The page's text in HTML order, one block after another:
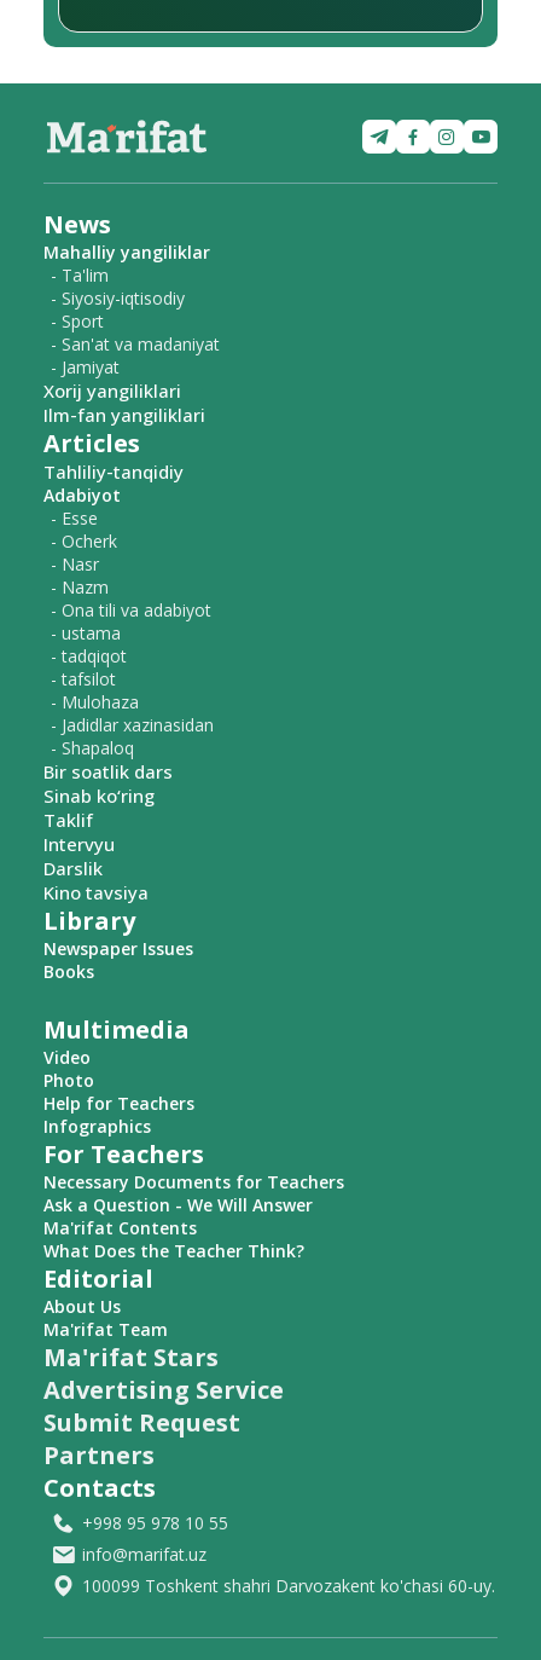
News
Mahalliy yangiliklar
- Ta'lim
- Siyosiy-iqtisodiy
- Sport
- San'at va madaniyat
- Jamiyat
Xorij yangiliklari
Ilm-fan yangiliklari
Articles
Tahliliy-tanqidiy
Adabiyot
- Esse
- Ocherk
- Nasr
- Nazm
- Ona tili va adabiyot
- ustama
- tadqiqot
- tafsilot
- Mulohaza
- Jadidlar xazinasidan
- Shapaloq
Bir soatlik dars
Sinab ko‘ring
Taklif
Intervyu
Darslik
Kino tavsiya
Library
Newspaper Issues
Books
Multimedia
Video
Photo
Help for Teachers
Infographics
For Teachers
Necessary Documents for Teachers
Ask a Question - We Will Answer
Ma'rifat Contents
What Does the Teacher Think?
Editorial
About Us
Ma'rifat Team
Ma'rifat Stars
Advertising Service
Submit Request
Partners
Contacts
+998 95 978 10 55
info@marifat.uz
100099 Toshkent shahri Darvozakent ko'chasi 60-uy.